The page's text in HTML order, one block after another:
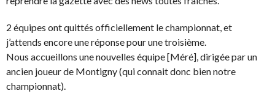
2 équipes ont quittés officiellement le championnat, et
j’attends encore une réponse pour une troisième.
Nous accueillons une nouvelles équipe [Méré], dirigée par un
ancien joueur de Montigny (qui connait donc bien notre
championnat).